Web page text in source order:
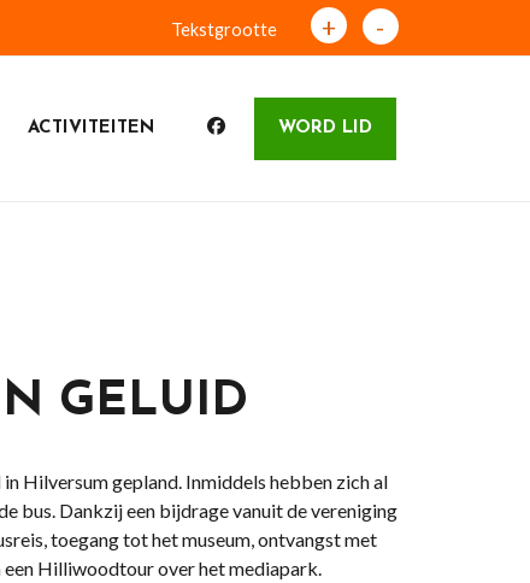
Tekstgrootte + -
ACTIVITEITEN WORD LID
GELUID
Hilversum gepland. Inmiddels hebben zich al
bus. Dankzij een bijdrage vanuit de vereniging
toegang tot het museum, ontvangst met
Hilliwoodtour over het mediapark.